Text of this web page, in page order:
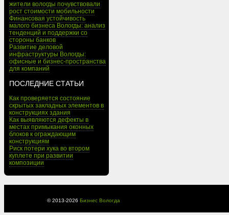
жители вологды почувствовали
рост стоимости мобильности
Финансовая устойчивость
малого бизнеса Вологды: анализ
тенденций и поддержки со
стороны банков
Развитие деловой
инфраструктуры Вологды:
офисные и бизнес-пространства
для компаний
ПОСЛЕДНИЕ СТАТЬИ
Как проверяется состояние
скрытых закладных элементов в
конструкциях здания
Как выявляются дефекты в
местах примыкания оконных
блоков к ограждающим
конструкциям
Риск потери хука во втором
куплете при развитии
композиции
© 2013-2026 Бизнес Вологда